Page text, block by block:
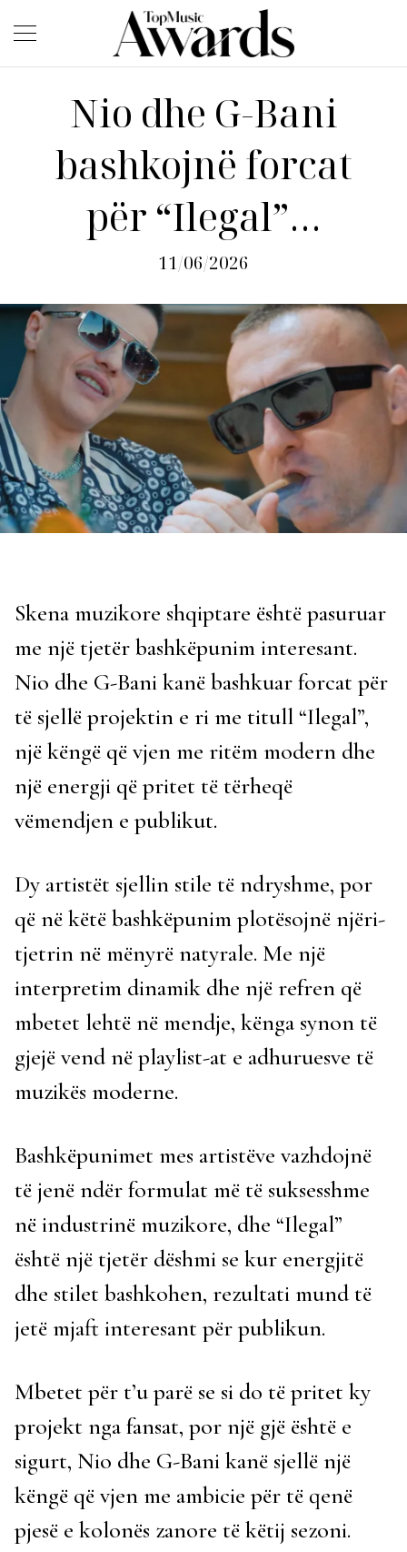
Nio dhe G-Bani
bashkojnë forcat
për “Ilegal”…
11/06/2026
Skena muzikore shqiptare është pasuruar
me një tjetër bashkëpunim interesant.
Nio dhe G-Bani kanë bashkuar forcat për
të sjellë projektin e ri me titull “Ilegal”,
një këngë që vjen me ritëm modern dhe
një energji që pritet të tërheqë
vëmendjen e publikut.
Dy artistët sjellin stile të ndryshme, por
që në këtë bashkëpunim plotësojnë njëri-
tjetrin në mënyrë natyrale. Me një
interpretim dinamik dhe një refren që
mbetet lehtë në mendje, kënga synon të
gjejë vend në playlist-at e adhuruesve të
muzikës moderne.
Bashkëpunimet mes artistëve vazhdojnë
të jenë ndër formulat më të suksesshme
në industrinë muzikore, dhe “Ilegal”
është një tjetër dëshmi se kur energjitë
dhe stilet bashkohen, rezultati mund të
jetë mjaft interesant për publikun.
Mbetet për t’u parë se si do të pritet ky
projekt nga fansat, por një gjë është e
sigurt, Nio dhe G-Bani kanë sjellë një
këngë që vjen me ambicie për të qenë
pjesë e kolonës zanore të këtij sezoni.